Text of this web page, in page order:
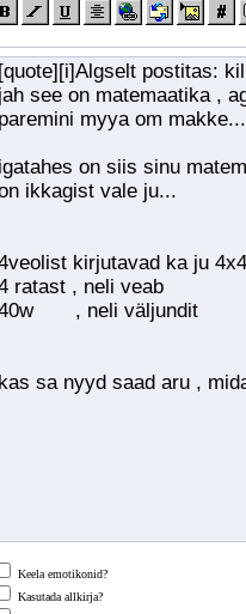
Keela emotikonid?
Kasutada allkirja?